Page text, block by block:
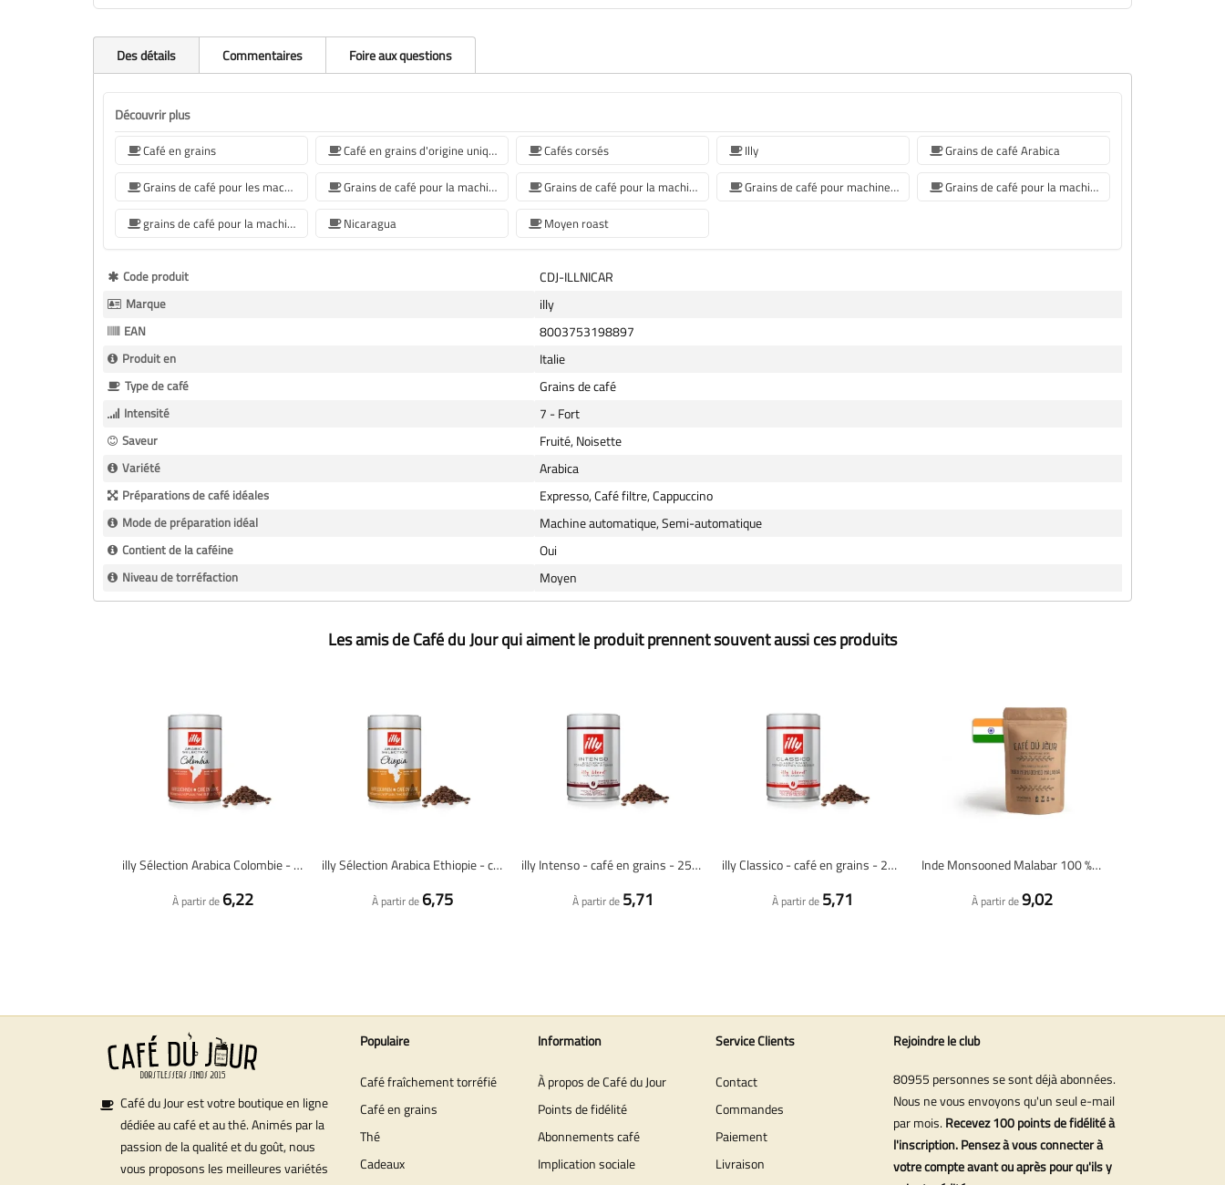
Des détails Commentaires Foire aux questions
Découvrir plus
Café en grains Café en grains d'origine unique Cafés corsés Illy
Grains de café Arabica
Grains de café pour les machines à café Sage
Grains de café pour la machine à café Jura Grains de café pour la machine à café De'Longhi Grains de café pour machine à café Philips
Grains de café pour la machine à café Krups
grains de café pour la machine à café Siemens
Nicaragua Moyen roast
Plus
d’information
Code produit CDJ-ILLNICAR
Marque illy
EAN 8003753198897
Produit en Italie
Type de café Grains de café
Intensité 7 - Fort
Saveur Fruité, Noisette
Variété Arabica
Préparations de café idéales Expresso, Café filtre, Cappuccino
Mode de préparation idéal Machine automatique, Semi-automatique
Contient de la caféine Oui
Niveau de torréfaction Moyen
Les amis de Café du Jour qui aiment le produit prennent souvent aussi ces produits
illy Sélection Arabica Colombie - Café en grain - 250 grammes
À partir de 6,22
illy Sélection Arabica Ethiopie - café en grains - 250 grammes
À partir de 6,75
illy Intenso - café en grains - 250 grammes
À partir de 5,71
illy Classico - café en grains - 250 grammes
À partir de 5,71
Inde Monsooned Malabar 100 % Arabica - café en grains fraîchement torréfié
À partir de9,02
Café du Jour est votre boutique en ligne
dédiée au café et au thé. Animés par la
passion de la qualité et du goût, nous
vous proposons les meilleures variétés
Populaire
Café fraîchement torréfié
Café en grains
Thé
Cadeaux
Information
À propos de Café du Jour
Points de fidélité
Abonnements café
Implication sociale
Service Clients
Contact
Commandes
Paiement
Livraison
Rejoindre le club
80955 personnes se sont déjà abonnées.
Nous ne vous envoyons qu'un seul e-mail
par mois. Recevez 100 points de fidélité à
l'inscription. Pensez à vous connecter à
votre compte avant ou après pour qu'ils y